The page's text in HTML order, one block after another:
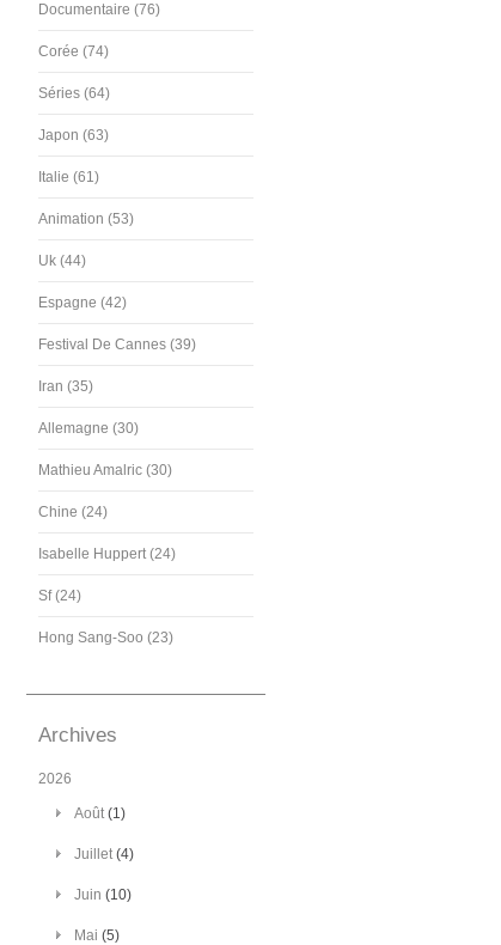
Documentaire (76)
Corée (74)
Séries (64)
Japon (63)
Italie (61)
Animation (53)
Uk (44)
Espagne (42)
Festival De Cannes (39)
Iran (35)
Allemagne (30)
Mathieu Amalric (30)
Chine (24)
Isabelle Huppert (24)
Sf (24)
Hong Sang-Soo (23)
Archives
2026
Août(1)
Juillet(4)
Juin (10)
Mai (5)